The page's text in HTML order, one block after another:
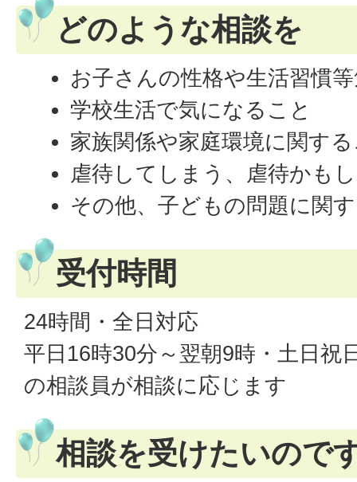
どのような相談を
お子さんの性格や生活習慣
学校生活で気になること
家族関係や家庭環境に関す
虐待してしまう、虐待かも
その他、子どもの問題に関
受付時間
24時間・全日対応
平日16時30分～翌朝9時・土日祝
の相談員が相談に応じます
相談を受けたいので